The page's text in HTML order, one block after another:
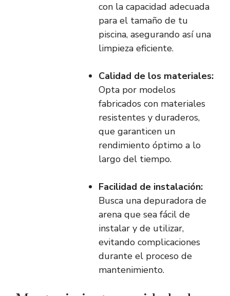
con la capacidad adecuada
para el tamaño de tu
piscina, asegurando así una
limpieza eficiente.
Calidad de los materiales:
Opta por modelos
fabricados con materiales
resistentes y duraderos,
que garanticen un
rendimiento óptimo a lo
largo del tiempo.
Facilidad de instalación:
Busca una depuradora de
arena que sea fácil de
instalar y de utilizar,
evitando complicaciones
durante el proceso de
mantenimiento.